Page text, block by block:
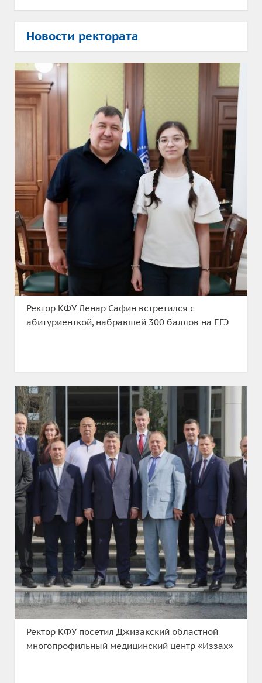
Новости ректората
Ректор КФУ Ленар Сафин встретился с
абитуриенткой, набравшей 300 баллов на ЕГЭ
Ректор КФУ посетил Джизакский областной
многопрофильный медицинский центр «Иззах»